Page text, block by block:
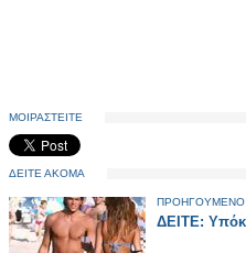
ΜΟΙΡΑΣΤΕΙΤΕ
ΔΕΙΤΕ ΑΚΟΜΑ
ΔΕΙΤΕ: